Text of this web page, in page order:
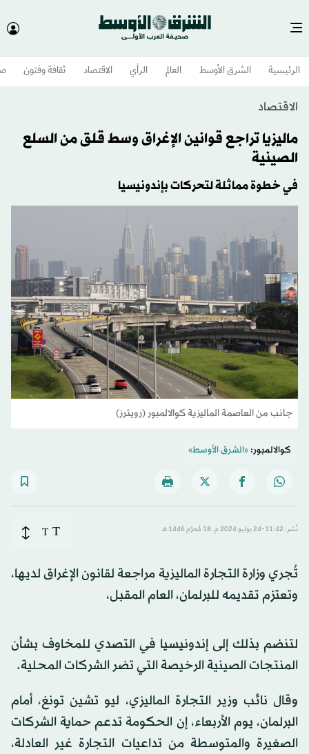
الرئيسية الشرق الأوسط​ العالم الرأي الاقتصاد ثقافة وفنون
الاقتصاد
ماليزيا تراجع قوانين الإغراق وسط قلق من السلع
الصينية
في خطوة مماثلة لتحركات بإندونيسيا
جانب من العاصمة الماليزية كوالالمبور (رويترز)
كوالالمبور:«الشرق الأوسط»
نُشر: 11:42-24 يوليو 2024 م ـ 18 مُحرَّم 1446 هـ T
T
تُجري وزارة التجارة الماليزية مراجعة لقانون الإغراق لديها،
وتعتزم تقديمه للبرلمان، العام المقبل،
لتنضم بذلك إلى إندونيسيا في التصدي للمخاوف بشأن
المنتجات الصينية الرخيصة التي تضر الشركات المحلية.
وقال نائب وزير التجارة الماليزي، ليو تشين تونغ، أمام
البرلمان، يوم الأربعاء، إن الحكومة تدعم حماية الشركات
الصغيرة والمتوسطة من تداعيات التجارة غير العادلة،